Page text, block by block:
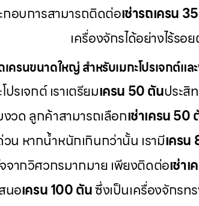
อบการสามารถติดต่อเช่ารถเครน
เครื่องจักรได้อย่างไร้รอ
เครนขนาดใหญ่ สำหรับเมกะโปรเจกต์แ
รเจกต์ เราเตรียมเครน 50 ตันประสิ
วด ลูกค้าสามารถเลือกเช่าเครน 50
วน หากน้ำหนักเกินกว่านั้น เรามีเครน
จจากวิศวกรมากมาย เพียงติดต่อเช่า
นอเครน 100 ตันซึ่งเป็นเครื่องจักรท